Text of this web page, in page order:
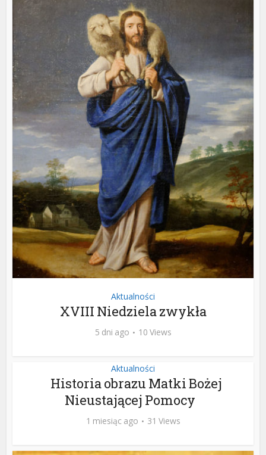
Aktualności
XVIII Niedziela zwykła
5 dni ago 10 Views
Aktualności
Historia obrazu Matki Bożej
Nieustającej Pomocy
1 miesiąc ago 31 Views